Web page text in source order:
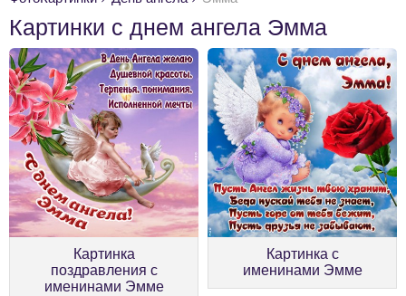
Картинки с днем ангела Эмма
Картинка
поздравления с
именинами Эмме
Картинка с
именинами Эмме